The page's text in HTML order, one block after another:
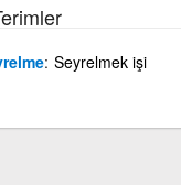
Seyrelmek işi